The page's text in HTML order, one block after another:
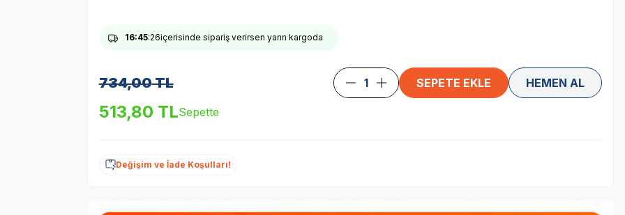
16:45:25içerisinde sipariş verirsen yarın kargoda
734,00TL SEPETE EKLE HEMEN AL
513,80 TLSepette
Değişim ve İade Koşulları!